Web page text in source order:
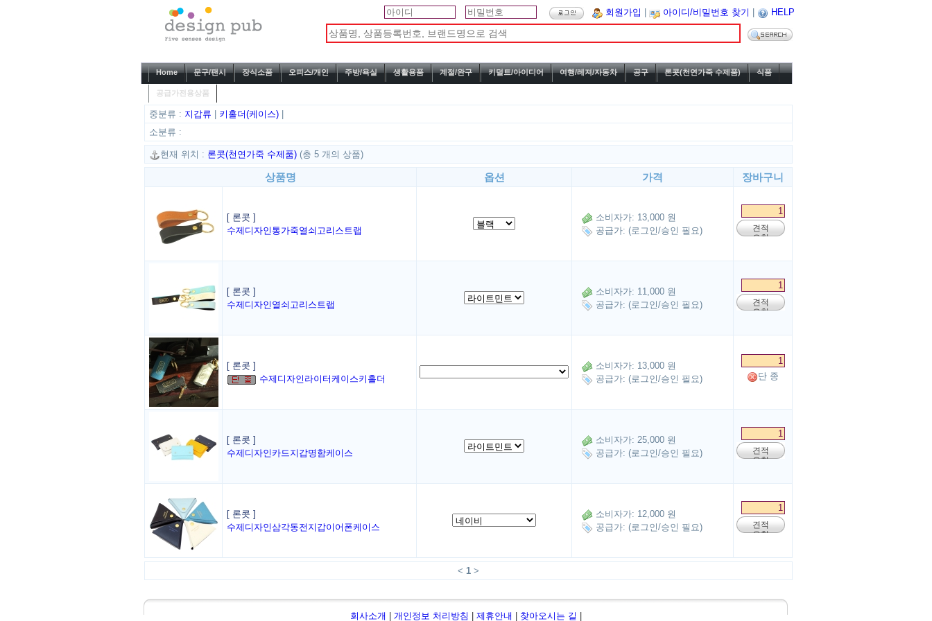
회원가입 아이디/비밀번호 찾기 HELP
Home 문구/팬시 장식소품 오피스/개인 주방/욕실 생활용품 계절/완구 키덜트/아이디어 여행/레져/자동차 공구 론콧(천연가죽 수제품) 식품
공급가전용상품
중분류 : 지갑류 키홀더(케이스)
소분류 :
현재 위치 : 론콧(천연가죽 수제품) (총 5 개의 상품)
상품명 옵션 가격 장바구니
[ 론콧 ]
수제디자인통가죽열쇠고리스트랩
소비자가: 13,000 원
공급가: (로그인/승인 필요)
견적
요청
[ 론콧 ]
수제디자인열쇠고리스트랩
소비자가: 11,000 원
공급가: (로그인/승인 필요)
견적
요청
[ 론콧 ]
수제디자인라이터케이스키홀더
소비자가: 13,000 원
공급가: (로그인/승인 필요)
단 종
[ 론콧 ]
수제디자인카드지갑명함케이스
소비자가: 25,000 원
공급가: (로그인/승인 필요)
견적
요청
[ 론콧 ]
수제디자인삼각동전지갑이어폰케이스
소비자가: 12,000 원
공급가: (로그인/승인 필요)
견적
요청
< 1 >
회사소개 개인정보 처리방침 제휴안내 찾아오시는 길